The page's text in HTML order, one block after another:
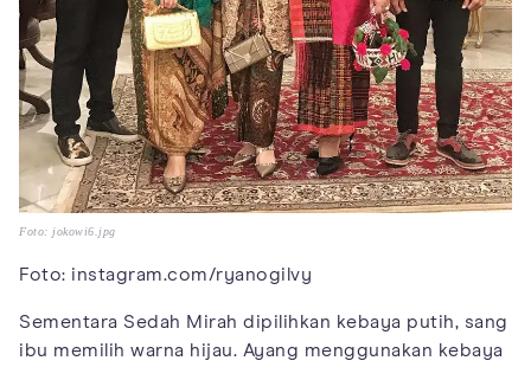
Foto: jokowi6.jpg
Foto: instagram.com/ryanogilvy
Sementara Sedah Mirah dipilihkan kebaya putih, sang
ibu memilih warna hijau. Ayang menggunakan kebaya